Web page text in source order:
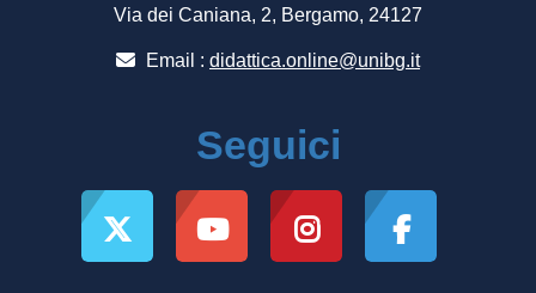
Via dei Caniana, 2, Bergamo, 24127
Email : didattica.online@unibg.it
Seguici